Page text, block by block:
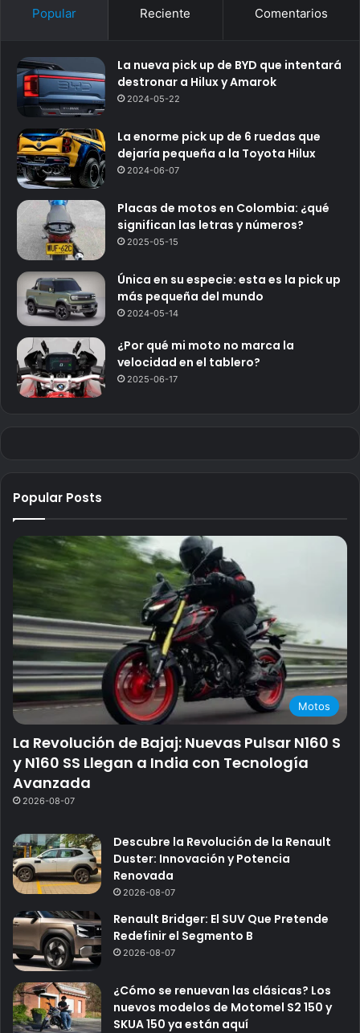
Popular Reciente Comentarios
La nueva pick up de BYD que intentará
destronar a Hilux y Amarok
2024-05-22
La enorme pick up de 6 ruedas que
dejaría pequeña a la Toyota Hilux
2024-06-07
Placas de motos en Colombia: ¿qué
significan las letras y números?
2025-05-15
Única en su especie: esta es la pick up
más pequeña del mundo
2024-05-14
¿Por qué mi moto no marca la
velocidad en el tablero?
2025-06-17
Popular Posts
Motos
La Revolución de Bajaj: Nuevas Pulsar N160 S
y N160 SS Llegan a India con Tecnología
Avanzada
2026-08-07
Descubre la Revolución de la Renault
Duster: Innovación y Potencia
Renovada
2026-08-07
Renault Bridger: El SUV Que Pretende
Redefinir el Segmento B
2026-08-07
¿Cómo se renuevan las clásicas? Los
nuevos modelos de Motomel S2 150 y
SKUA 150 ya están aquí